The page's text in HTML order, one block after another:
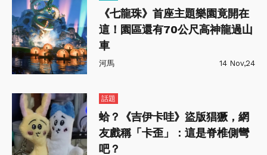
《七龍珠》首座主題樂園竟開在
這！園區還有70公尺高神龍過山
車
河馬 14 Nov,24
話題
蛤？《吉伊卡哇》盜版猖獗，網
友戲稱「卡歪」：這是脊椎側彎
吧？